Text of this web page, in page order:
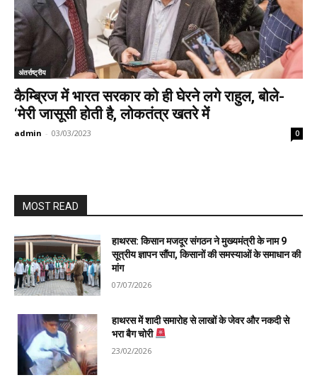
अंतर्राष्ट्रीय
कैम्ब्रिज में भारत सरकार को ही घेरने लगे राहुल, बोले-
‘मेरी जासूसी होती है, लोकतंत्र खतरे में
admin - 03/03/2023 0
MOST READ
हाथरस: किसान मजदूर संगठन ने मुख्यमंत्री के नाम 9
सूत्रीय ज्ञापन सौंपा, किसानों की समस्याओं के समाधान की
मांग
07/07/2026
हाथरस में शादी समारोह से लाखों के जेवर और नकदी से
भरा बैग चोरी
23/02/2026